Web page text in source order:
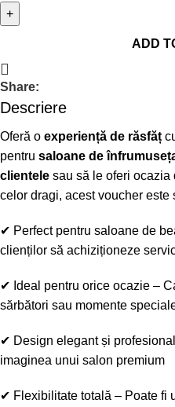
ADD
Share:
Descriere
Oferă o experiență de răsfăț
pentru saloane de
clientele sau să le oferi ocazia
celor dragi, acest voucher este
✔ Perfect pentru saloane de
clienților să achiziționeze
✔ Ideal pentru orice ocazie –
sărbători sau momente
✔ Design elegant și profesional
imaginea unui salon premium
✔ Flexibilitate totală – Poate fi